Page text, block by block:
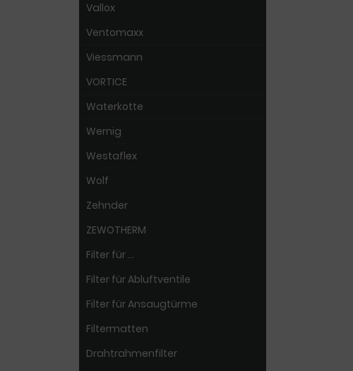
Vallox
Ventomaxx
Viessmann
VORTICE
Waterkotte
Wernig
Westaflex
Wolf
Zehnder
ZEWOTHERM
Filter für ...
Filter für Abluftventile
Filter für Ansaugtürme
Filtermatten
Drahtrahmenfilter